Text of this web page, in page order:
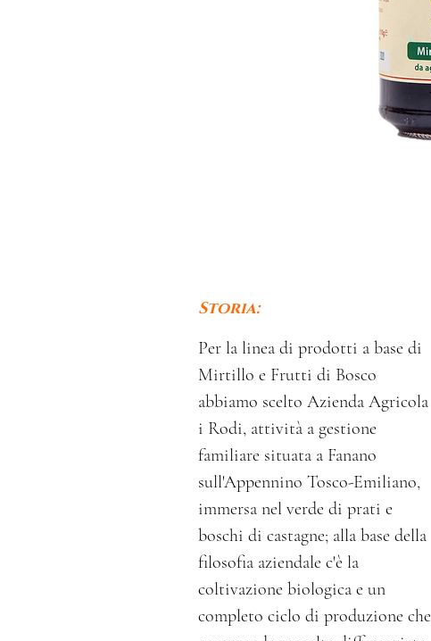
Storia:
Per la linea di prodotti a base di
Mirtillo e Frutti di Bosco
abbiamo scelto Azienda Agricola
i Rodi, attività a gestione
familiare situata a Fanano
sull'Appennino Tosco-Emiliano,
immersa nel verde di prati e
boschi di castagne; alla base della
filosofia aziendale c'è la
coltivazione biologica e un
completo ciclo di produzione che